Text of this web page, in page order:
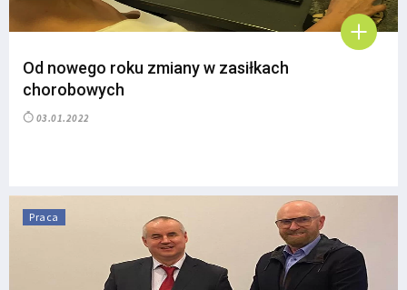
Od nowego roku zmiany w zasiłkach
chorobowych
03.01.2022
Praca